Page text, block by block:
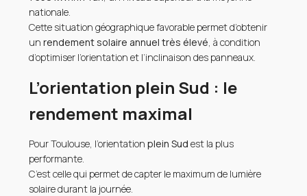
nationale.
Cette situation géographique favorable permet d’obtenir
unrendement solaire annuel très élevé , à condition
d’optimiser l’orientation et l’inclinaison des panneaux.
L’orientation plein Sud : le
rendement maximal
Pour Toulouse, l’orientationplein Sud est la plus
performante.
C’est celle qui permet de capter le maximum de lumière
solaire durant la journée.